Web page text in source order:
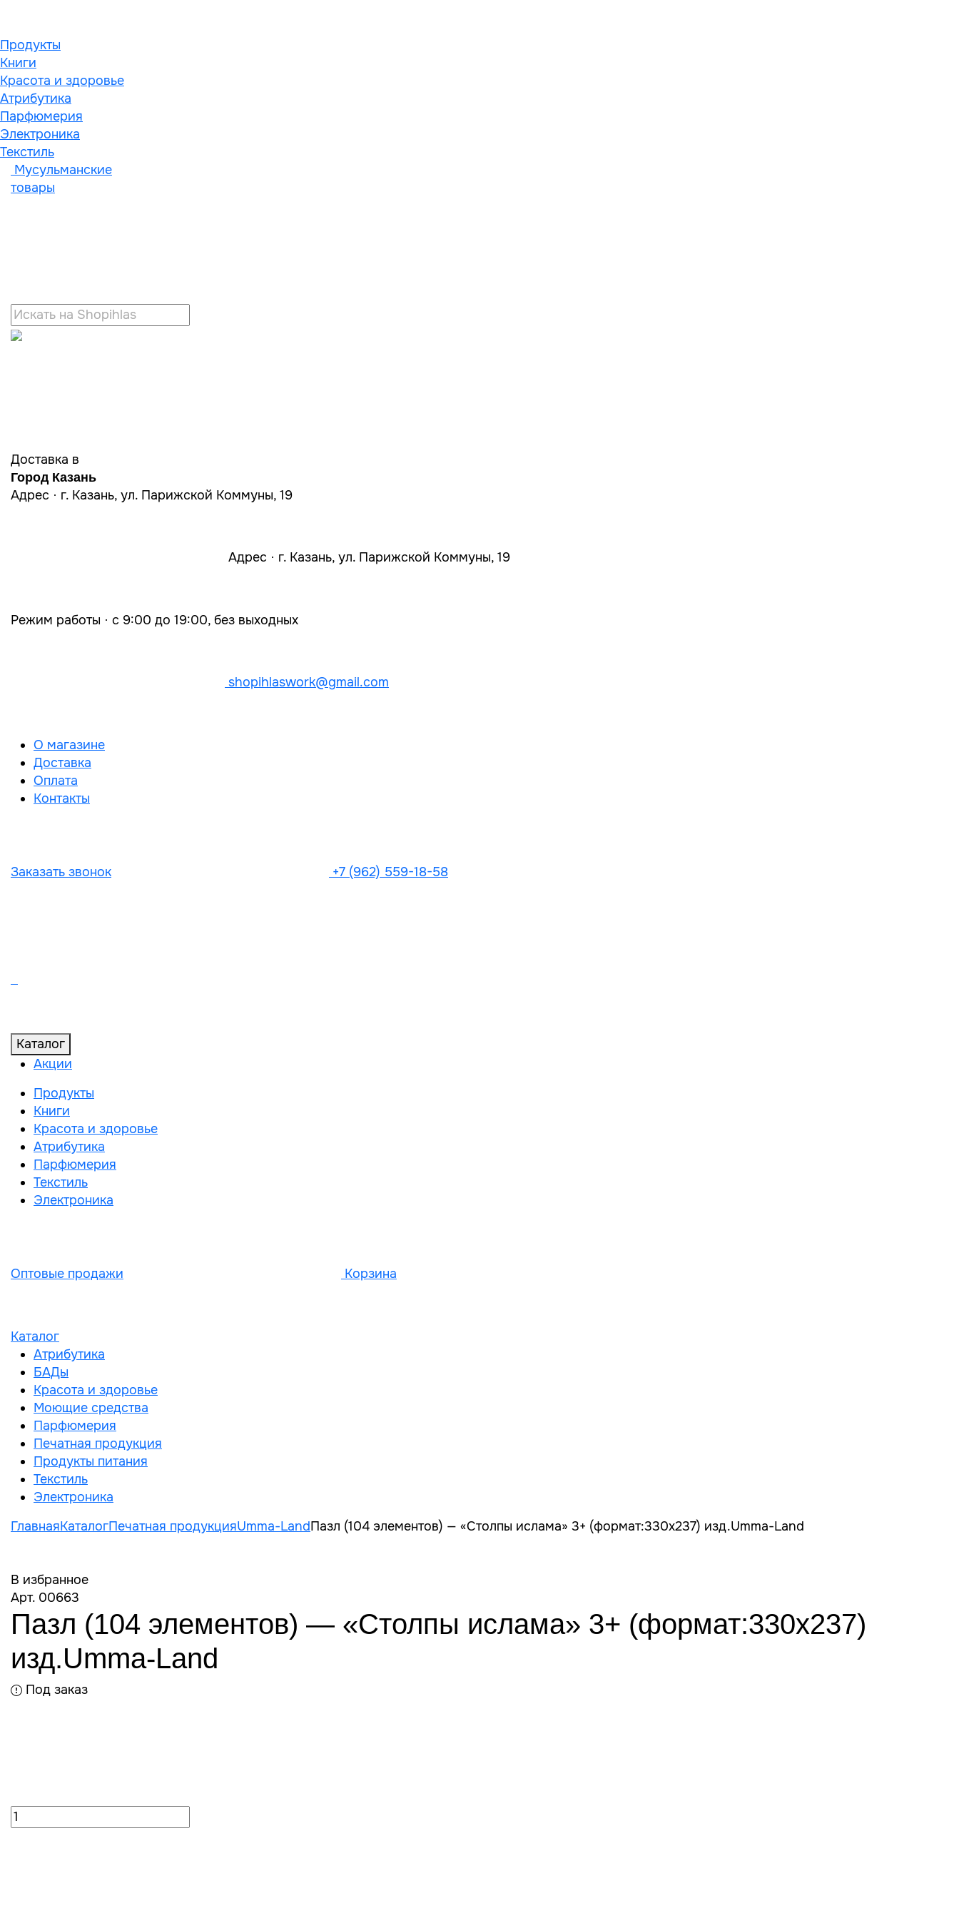
Продукты
Книги
Красота и здоровье
Атрибутика
Парфюмерия
Электроника
Текстиль
Мусульманские
товары
Доставка в
Город Казань
Адрес · г. Казань, ул. Парижской Коммуны, 19
Адрес · г. Казань, ул. Парижской Коммуны, 19
Режим работы · с 9:00 до 19:00, без выходных
shopihlaswork@gmail.com
О магазине
Доставка
Оплата
Контакты
Заказать звонок +7 (962) 559-18-58
Каталог
Акции
Продукты
Книги
Красота и здоровье
Атрибутика
Парфюмерия
Текстиль
Электроника
Оптовые продажи Корзина
Каталог
Атрибутика
БАДы
Красота и здоровье
Моющие средства
Парфюмерия
Печатная продукция
Продукты питания
Текстиль
Электроника
ГлавнаяКаталогПечатная продукцияUmma-LandПазл (104 элементов) — «Столпы ислама» 3+ (формат:330х237) изд.Umma-Land
В избранное
Арт. 00663
Пазл (104 элементов) — «Столпы ислама» 3+ (формат:330х237)
изд.Umma-Land
Под заказ